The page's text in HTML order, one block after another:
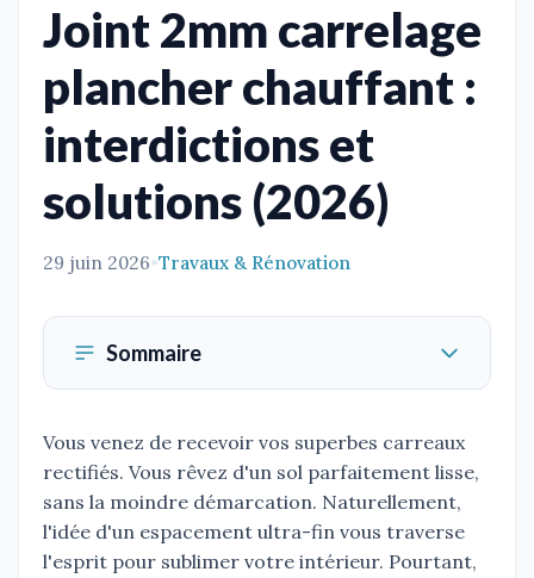
Joint 2mm carrelage
plancher chauffant :
interdictions et
solutions (2026)
29 juin 2026•Travaux & Rénovation
Sommaire
Vous venez de recevoir vos superbes carreaux
rectifiés. Vous rêvez d'un sol parfaitement lisse,
sans la moindre démarcation. Naturellement,
l'idée d'un espacement ultra-fin vous traverse
l'esprit pour sublimer votre intérieur. Pourtant,